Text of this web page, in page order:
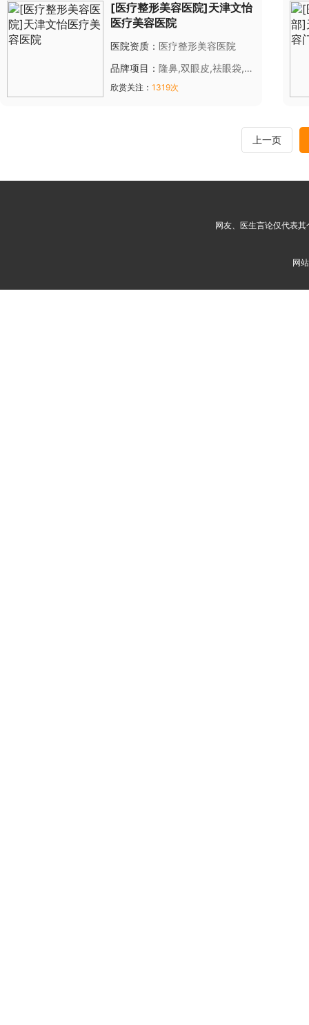
[医疗整形美容医院]天津文怡
医疗美容医院
医院资质： 医疗整形美容医院
品牌项目： 隆鼻,双眼皮,祛眼袋,眼
睑下垂矫正,隆下巴,颧骨整形,纹
欣赏关注： 1319次
上一页
网友、医生言论仅代表
网